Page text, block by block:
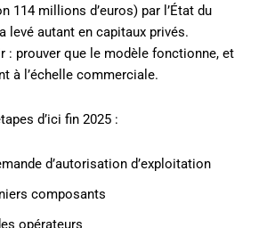
114 millions d’euros) par l’État du
levé autant en capitaux privés.
: prouver que le modèle fonctionne, et
à l’échelle commerciale.
d’ici fin 2025 :
d’autorisation d’exploitation
composants
opérateurs